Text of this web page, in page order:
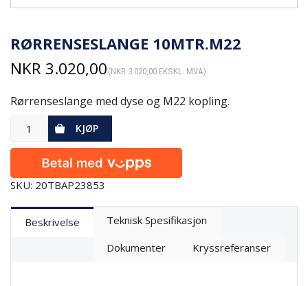
RØRRENSESLANGE 10MTR.M22
NKR 3.020,00 (NKR 3.020,00 EKSKL. MVA)
Rørrenseslange med dyse og M22 kopling.
KJØP
SKU: 20TBAP23853
Beskrivelse
Teknisk Spesifikasjon
Dokumenter
Kryssreferanser